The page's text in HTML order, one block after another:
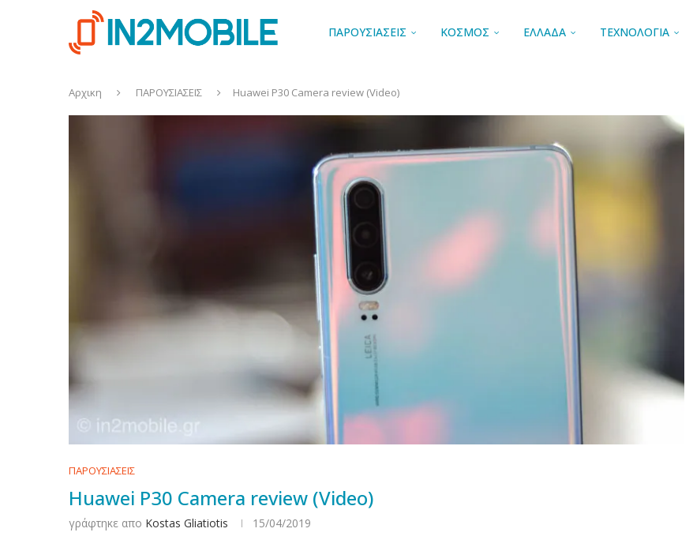
ΠΑΡΟΥΣΙΑΣΕΙΣ ΚΟΣΜΟΣ ΕΛΛΑΔΑ ΤΕΧΝΟΛΟΓΙΑ
Αρχικη ΠΑΡΟΥΣΙΑΣΕΙΣ Huawei P30 Camera review (Video)
ΠΑΡΟΥΣΙΑΣΕΙΣ
Huawei P30 Camera review (Video)
γράφτηκε απο Kostas Gliatiotis 15/04/2019